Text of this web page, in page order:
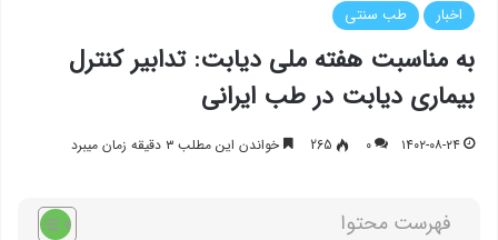
اخبار طب سنتی
به مناسبت هفته ملی دیابت: تدابیر کنترل
بیماری دیابت در طب ایرانی
۱۴۰۲-۰۸-۲۴ ۰ 265 خواندن این مطلب ۳ دقیقه زمان میبرد
فهرست محتوا